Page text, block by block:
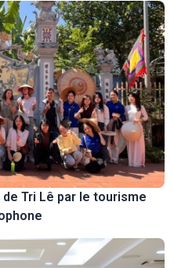
Tri Lê par le tourisme